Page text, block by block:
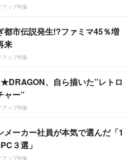
アップ特集
都市伝説発生!?ファミマ45％増
来
アップ特集
、自ら描いた”レトロ
ャー”
アップ特集
メーカー社員が本気で選んだ「1
３選」
アップ特集